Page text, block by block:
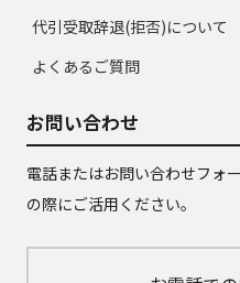
代引受取辞退(拒否)について
よくあるご質問
お問い合わせ
電話またはお問い合わせフォ
の際にご活用ください。